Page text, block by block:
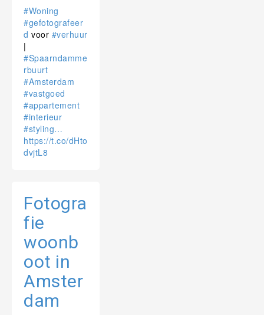
#Woning
#gefotografeer
d voor #verhuur
|
#Spaarndamme
rbuurt
#Amsterdam
#vastgoed
#appartement
#interieur
#styling…
https://t.co/dHto
dvjtL8
Fotogra
fie
woonb
oot in
Amster
dam